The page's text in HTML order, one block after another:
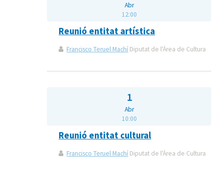
Abr
12:00
Reunió entitat artística
Francisco Teruel Machí Diputat de l'Àrea de Cultura
1
Abr
10:00
Reunió entitat cultural
Francisco Teruel Machí Diputat de l'Àrea de Cultura